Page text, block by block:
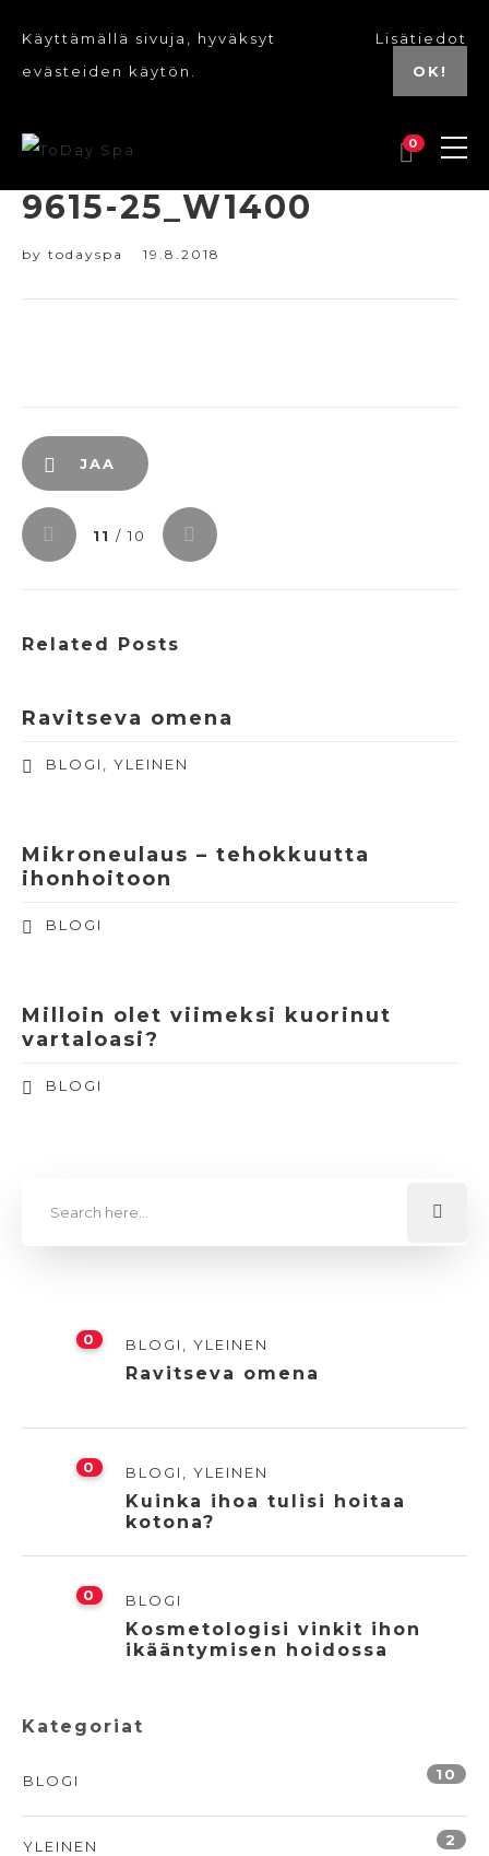
Käyttämällä sivuja, hyväksyt
evästeiden käytön.
Lisätiedot
OK!
0
9615-25_W1400
by todayspa 19.8.2018
JAA
11 / 10
Related Posts
Ravitseva omena
BLOGI YLEINEN
Mikroneulaus – tehokkuutta
ihonhoitoon
BLOGI
Milloin olet viimeksi kuorinut
vartaloasi?
BLOGI
0 BLOGI YLEINEN
Ravitseva omena
0 BLOGI YLEINEN
Kuinka ihoa tulisi hoitaa
kotona?
0 BLOGI
Kosmetologisi vinkit ihon
ikääntymisen hoidossa
Kategoriat
BLOGI 10
YLEINEN 2